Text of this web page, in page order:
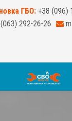
ГБО: +38 (096)
292-26-26